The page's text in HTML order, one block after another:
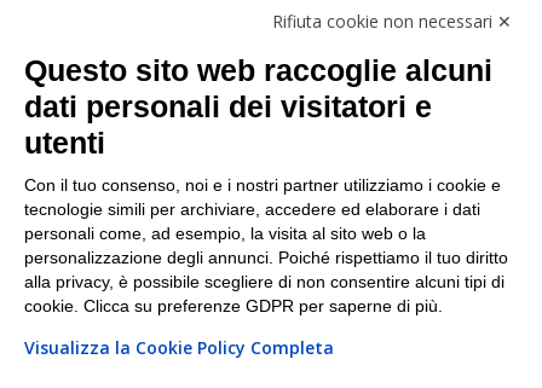
Facebook
Linkedin
I nostri punti di ritiro e spedizione pacchi nelle
maggiori città italiane
Torino|Milano|Roma|Bologna|Firenze| Genova
Napoli|Varese
Rifiuta cookie non necessari ✕
Questo sito web raccoglie alcuni
dati personali dei visitatori e
utenti
Con il tuo consenso, noi e i nostri partner utilizziamo i cookie e
tecnologie simili per archiviare, accedere ed elaborare i dati
personali come, ad esempio, la visita al sito web o la
personalizzazione degli annunci. Poiché rispettiamo il tuo diritto
alla privacy, è possibile scegliere di non consentire alcuni tipi di
cookie. Clicca su preferenze GDPR per saperne di più.
Visualizza la Cookie Policy Completa